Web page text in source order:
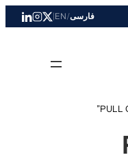
فارسی/
EN
|